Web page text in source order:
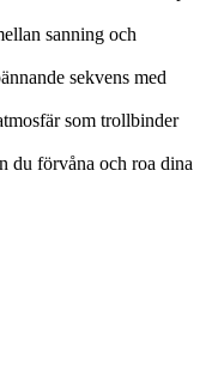
sanning och
sekvens med
som trollbinder
du förvåna och roa dina